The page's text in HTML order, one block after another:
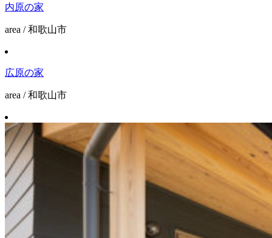
内原の家
area / 和歌山市
広原の家
area / 和歌山市